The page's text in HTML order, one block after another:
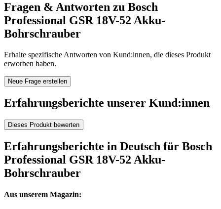
Fragen & Antworten zu Bosch
Professional GSR 18V-52 Akku-
Bohrschrauber
Erhalte spezifische Antworten von Kund:innen, die dieses Produkt
erworben haben.
Neue Frage erstellen
Erfahrungsberichte unserer Kund:innen
Dieses Produkt bewerten
Erfahrungsberichte in Deutsch für Bosch
Professional GSR 18V-52 Akku-
Bohrschrauber
Aus unserem Magazin: